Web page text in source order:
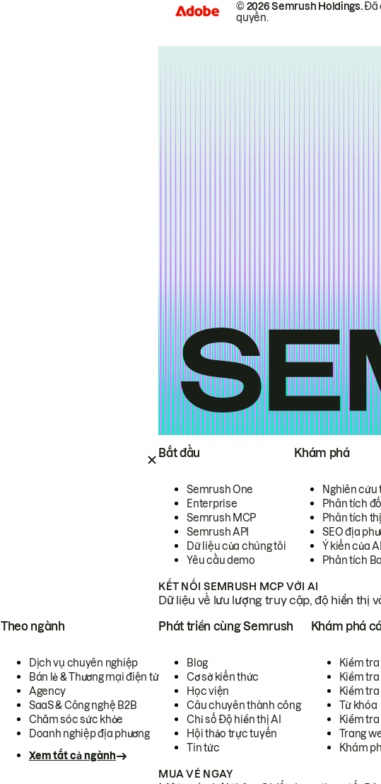
Bắt đầu
Semrush One
Enterprise
Semrush MCP
Semrush API
Dữ liệu của chúng tôi
Yêu cầu demo
Khám phá
Nghiên cứu
Phân tích
Phân tích
SEO địa
Ý kiến của
Phân tích
KẾT NỐI SEMRUSH MCP VỚI AI
Dữ liệu về lưu lượng truy cập, độ hiển thị
Theo ngành
Dịch vụ chuyên nghiệp
Bán lẻ & Thương mại điện tử
Agency
SaaS & Công nghệ B2B
Chăm sóc sức khỏe
Doanh nghiệp địa phương
Xem tất cả ngành
Phát triển cùng Semrush
Blog
Cơ sở kiến thức
Học viện
Câu chuyên thành công
Chỉ số Độ hiển thị AI
Hội thảo trực tuyến
Tin tức
Khám phá
Kiểm
Kiểm tra
Kiểm
Từ khóa
Kiểm
Trang
Khám
MUA VÉ NGAY
© 2026 Semrush Holdings.Đã
quyền.